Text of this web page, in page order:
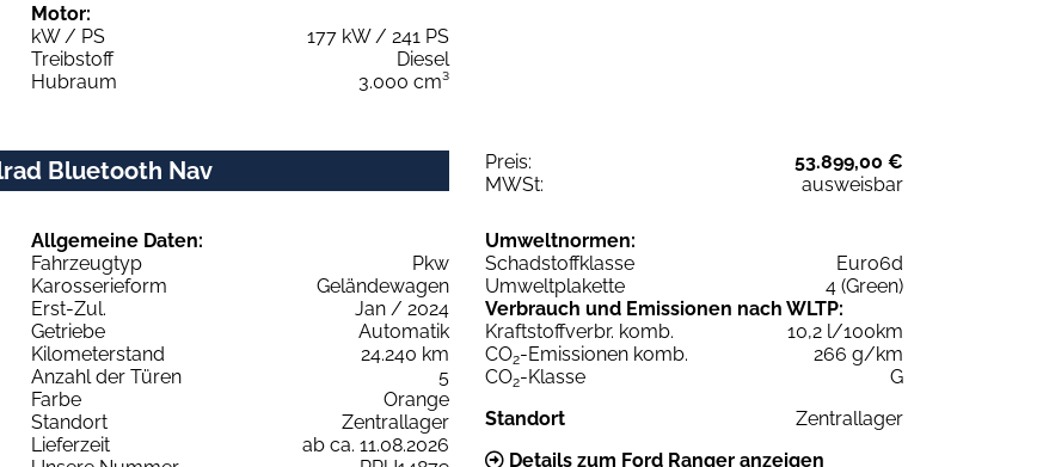
Motor:
kW / PS
177 kW / 241 PS
Treibstoff
Diesel
Hubraum
3.000 cm³
Bluetooth Nav Preis:
53.899,00 €
MWSt:
ausweisbar
Allgemeine Daten:
Fahrzeugtyp
Pkw
Karosserieform
Geländewagen
Erst-Zul.
Jan / 2024
Getriebe
Automatik
Kilometerstand
24.240 km
Anzahl der Türen
5
Farbe
Orange
Standort
Zentrallager
Lieferzeit
ab ca. 11.08.2026
Umweltnormen:
Schadstoffklasse
Euro6d
Umweltplakette
4 (Green)
Verbrauch und Emissionen nach WLTP:
Kraftstoffverbr. komb.
10,2 l/100km
CO2-Emissionen komb.
266 g/km
CO2-Klasse
G
Standort
Zentrallager
Details zum Ford Ranger anzeigen